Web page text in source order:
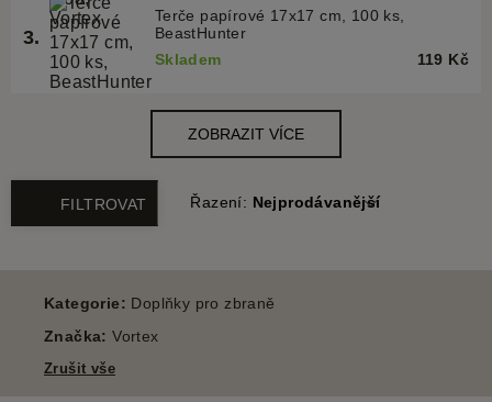
FILTROVAT Řazení: Nejprodávanější
Kategorie: Doplňky pro zbraně
Značka: Vortex
Zrušit vše